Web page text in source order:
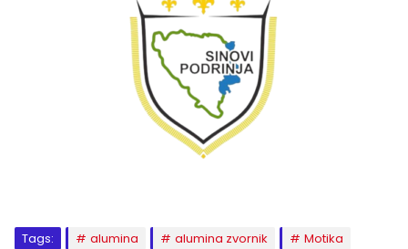
Tags: alumina alumina zvornik
Motika